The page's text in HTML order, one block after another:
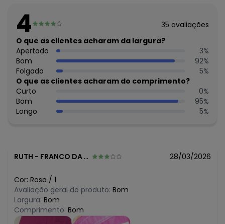
4 35 avaliações
O que as clientes acharam da largura?
Apertado
3%
Bom
92%
Folgado
5%
O que as clientes acharam do comprimento?
Curto
0%
Bom
95%
Longo
5%
RUTH - FRANCO DA ROCHA - SP 28/03/2026
Cor: Rosa / 1
Avaliação geral do produto: Bom
Largura: Bom
Comprimento: Bom